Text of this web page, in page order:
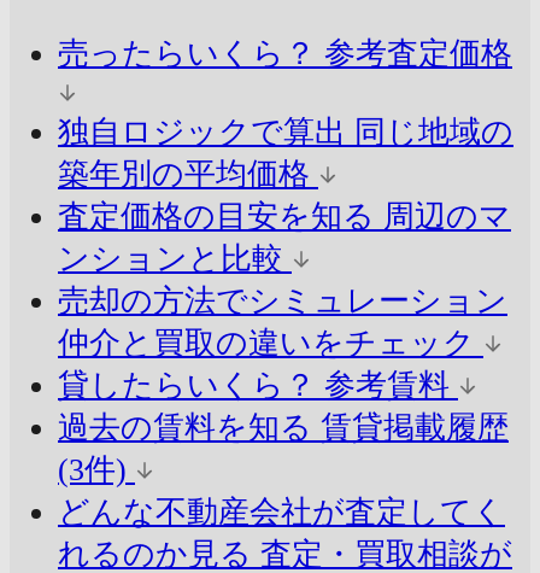
売ったらいくら？ 参考査定価格
独自ロジックで算出 同じ地域の
築年別の平均価格
査定価格の目安を知る 周辺のマ
ンションと比較
売却の方法でシミュレーション
仲介と買取の違いをチェック
貸したらいくら？ 参考賃料
過去の賃料を知る 賃貸掲載履歴
(3件)
どんな不動産会社が査定してく
れるのか見る 査定・買取相談が